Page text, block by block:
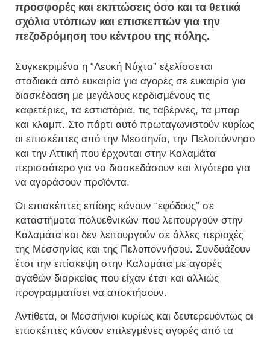
προσφορές και εκπτώσεις όσο και τα θετικά
σχόλια ντόπιων και επισκεπτών για την
πεζοδρόμηση του κέντρου της πόλης.
Συγκεκριμένα η “Λευκή Νύχτα” εξελίσσεται
σταδιακά από ευκαιρία για αγορές σε ευκαιρία για
διασκέδαση με μεγάλους κερδισμένους τις
καφετέριες, τα εστιατόρια, τις ταβέρνες, τα μπαρ
και κλαμπ. Στο πάρτι αυτό πρωταγωνιστούν κυρίως
οι επισκέπτες από την Μεσσηνία, την Πελοπόννησο
και την Αττική που έρχονται στην Καλαμάτα
περισσότερο για να διασκεδάσουν και λιγότερο για
να αγοράσουν προϊόντα.
Οι επισκέπτες επίσης κάνουν “εφόδους” σε
καταστήματα πολυεθνικών που λειτουργούν στην
Καλαμάτα και δεν λειτουργούν σε άλλες περιοχές
της Μεσσηνίας και της Πελοποννήσου. Συνδυάζουν
έτσι την επίσκεψη στην Καλαμάτα με αγορές
αγαθών διαρκείας που είχαν έτσι και αλλιώς
προγραμματίσει να αποκτήσουν.
Αντίθετα, οι Μεσσήνιοι κυρίως και δευτερευόντως οι
επισκέπτες κάνουν επιλεγμένες αγορές από τα